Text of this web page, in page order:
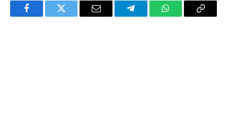
FacebookTwitter Email TelegramWhatsAppCopy